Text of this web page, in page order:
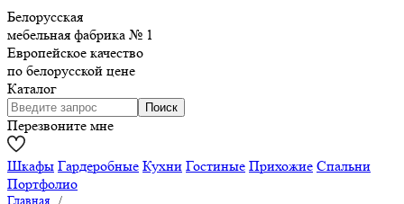
Белорусская
мебельная фабрика № 1
Европейское качество
по белорусской цене
Каталог
Перезвоните мне
Шкафы Гардеробные Кухни Гостиные Прихожие Спальни
Портфолио
Главная /